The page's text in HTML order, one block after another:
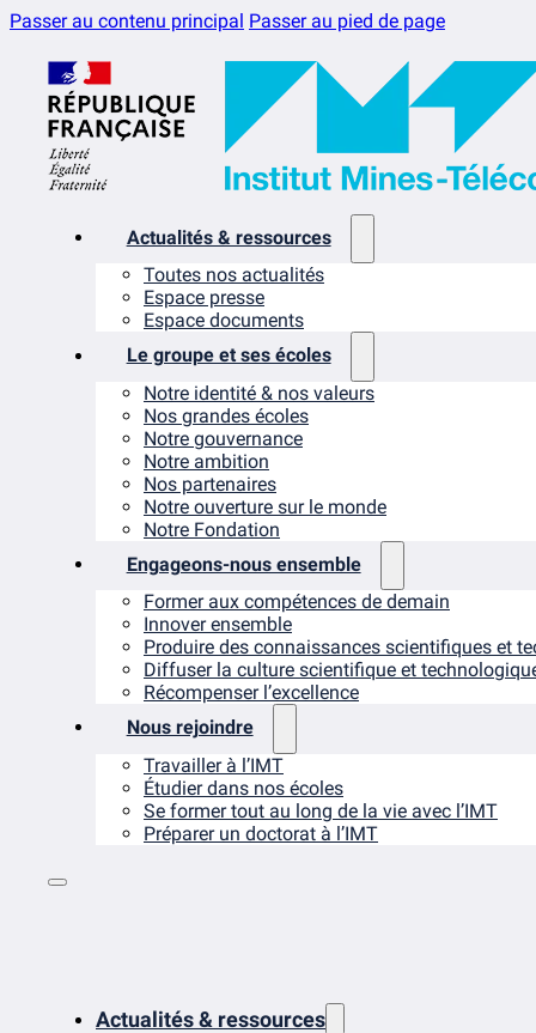
Passer au contenu principal Passer au pied de page
Actualités & ressources
Toutes nos actualités
Espace presse
Espace documents
Le groupe et ses écoles
Notre identité & nos valeurs
Nos grandes écoles
Notre gouvernance
Notre ambition
Nos partenaires
Notre ouverture sur le monde
Notre Fondation
Engageons-nous ensemble
Former aux compétences de demain
Innover ensemble
Produire des connaissances scientifiques et
Diffuser la culture scientifique et
Récompenser l’excellence
Nous rejoindre
Travailler à l’IMT
Étudier dans nos écoles
Se former tout au long de la vie avec l’IMT
Préparer un doctorat à l’IMT
Actualités & ressources